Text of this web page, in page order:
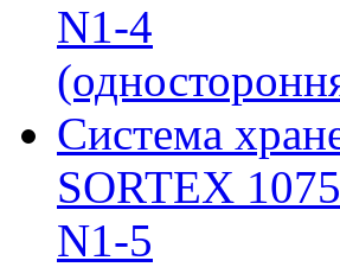
N1-4
Система
SORTEX 1075
N1-5